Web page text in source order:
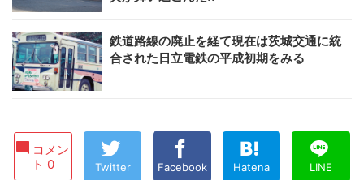
鉄道路線の廃止を経て現在は茨城交通に統
合された日立電鉄の平成初期をみる
コメン
ト 0
Twitter Facebook Hatena LINE